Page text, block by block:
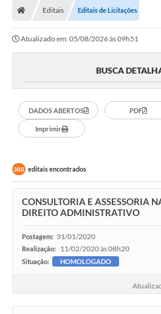
Editais Editais de Licitações
Atualizado em: 05/08/2026 às 09h51
BUSCA
DADOS ABERTOS PDF
Imprimir
388 editais encontrados
CONSULTORIA E ASSESSORIA
DIREITO ADMINISTRATIVO
Postagem: 31/01/2020
Realização: 11/02/2020 às 08h20
Situação: HOMOLOGADO